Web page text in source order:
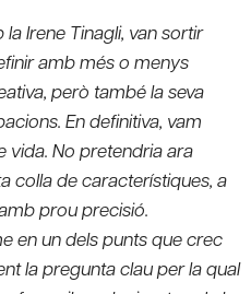
Irene Tinagli, van sortir
amb més o menys
però també la seva
En definitiva, vam
vida. No pretendria ara
colla de característiques, a
prou precisió.
en un dels punts que crec
la pregunta clau per la qual